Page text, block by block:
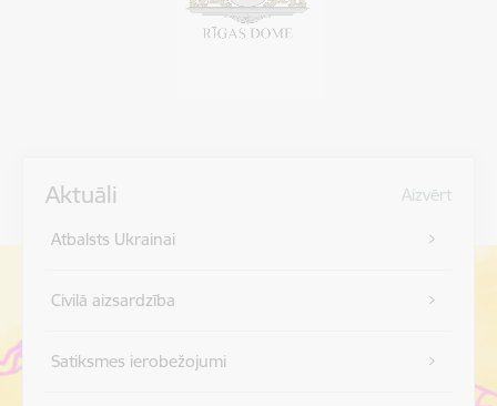
Aktuāli Aizvērt
Atbalsts Ukrainai
Civilā aizsardzība
Satiksmes ierobežojumi